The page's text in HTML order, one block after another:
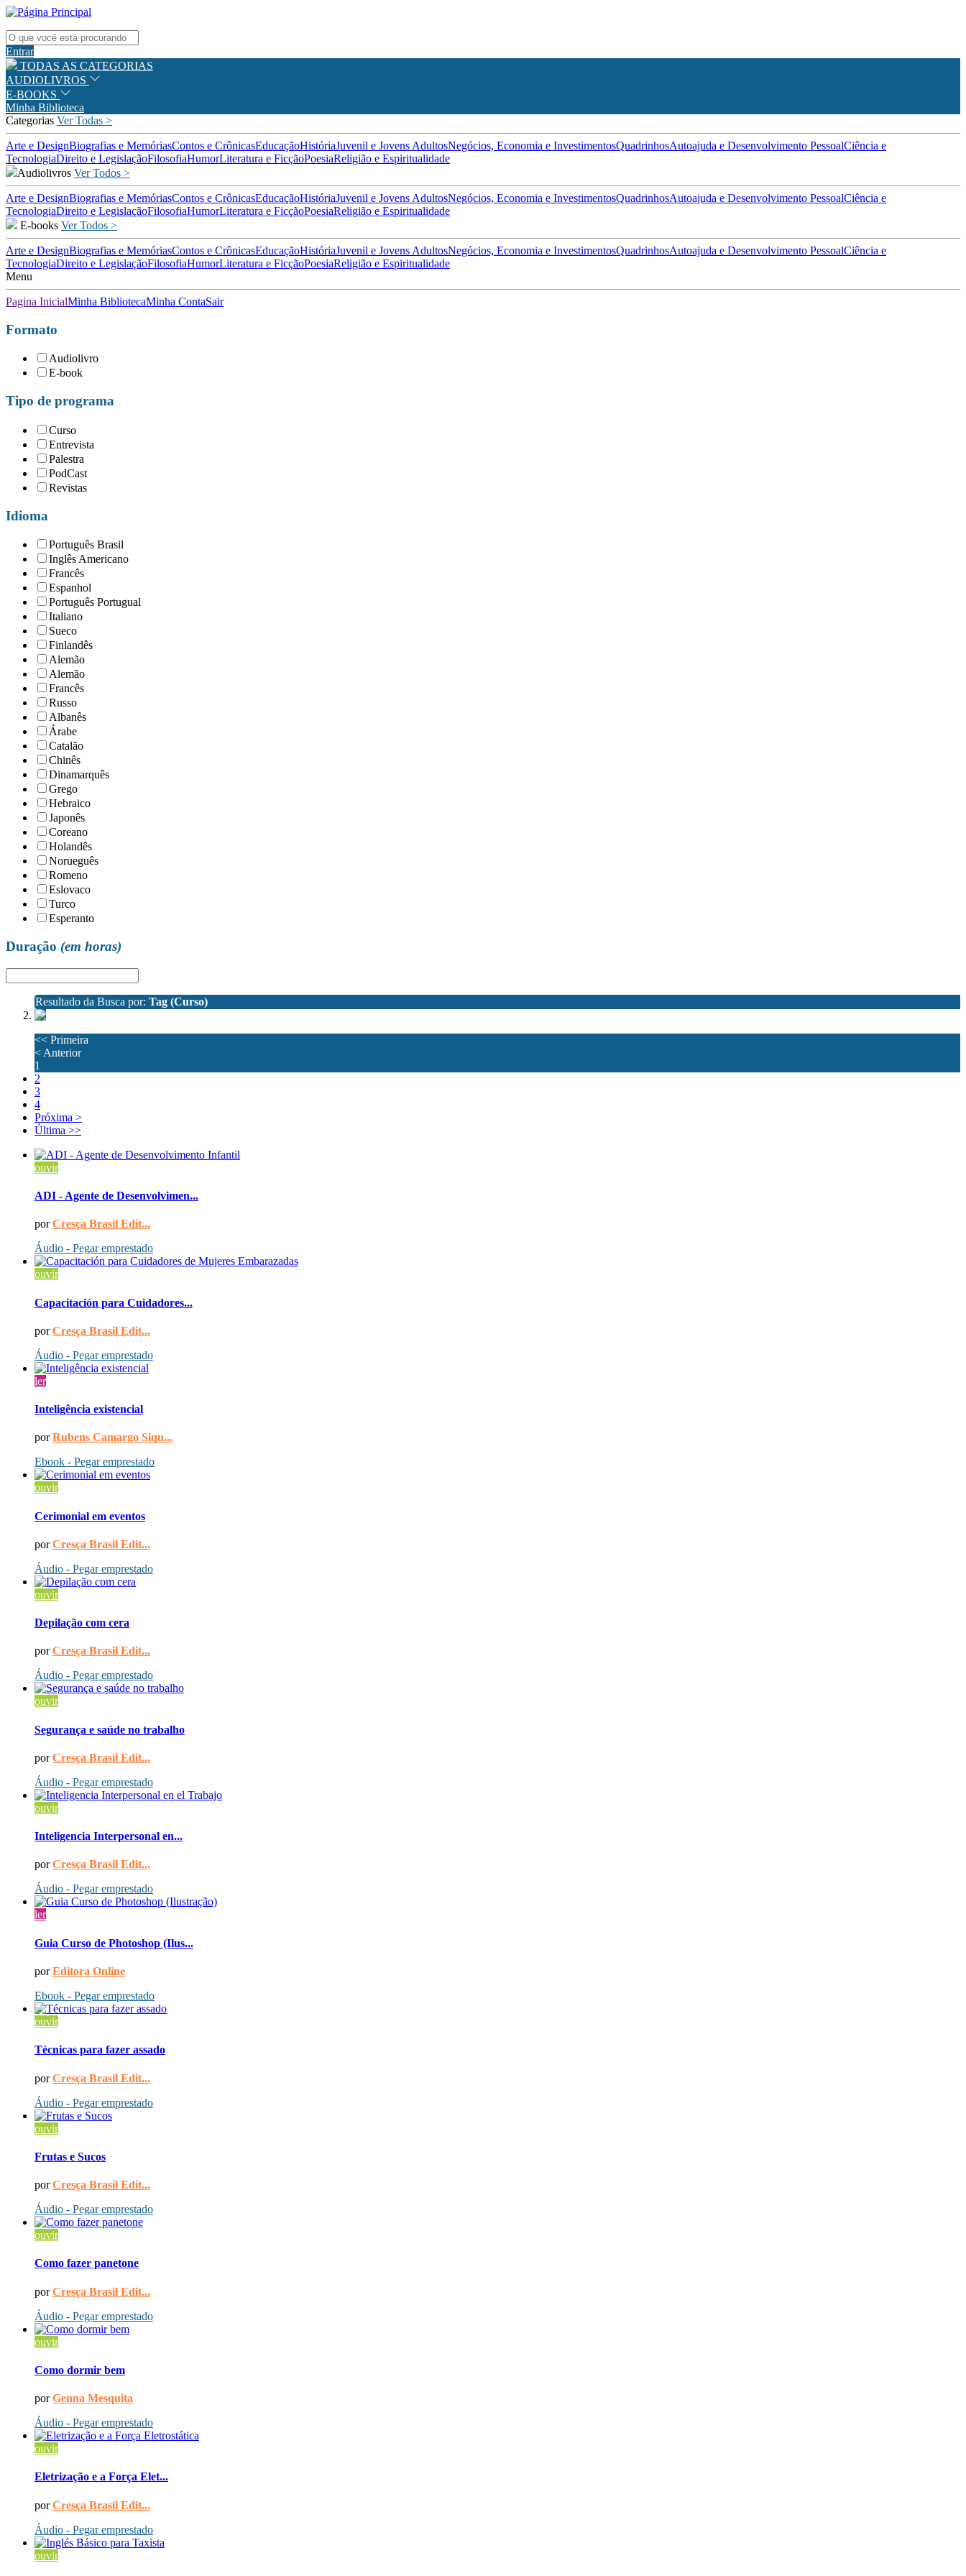
Entrar
TODAS AS CATEGORIAS
AUDIOLIVROS
E-BOOKS
Minha Biblioteca
Categorias Ver Todas >
Arte e DesignBiografias e MemóriasContos e CrônicasEducaçãoHistóriaJuvenil e Jovens AdultosNegócios, Economia e InvestimentosQuadrinhosAutoajuda e Desenvolvimento PessoalCiência e
TecnologiaDireito e LegislaçãoFilosofiaHumorLiteratura e FicçãoPoesiaReligião e Espiritualidade
Audiolivros Ver Todos >
Arte e DesignBiografias e MemóriasContos e CrônicasEducaçãoHistóriaJuvenil e Jovens AdultosNegócios, Economia e InvestimentosQuadrinhosAutoajuda e Desenvolvimento PessoalCiência e
TecnologiaDireito e LegislaçãoFilosofiaHumorLiteratura e FicçãoPoesiaReligião e Espiritualidade
E-books Ver Todos >
Arte e DesignBiografias e MemóriasContos e CrônicasEducaçãoHistóriaJuvenil e Jovens AdultosNegócios, Economia e InvestimentosQuadrinhosAutoajuda e Desenvolvimento PessoalCiência e
TecnologiaDireito e LegislaçãoFilosofiaHumorLiteratura e FicçãoPoesiaReligião e Espiritualidade
Menu
Pagina InicialMinha BibliotecaMinha ContaSair
Formato
Audiolivro
E-book
Tipo de programa
Curso
Entrevista
Palestra
PodCast
Revistas
Idioma
Português Brasil
Inglês Americano
Francês
Espanhol
Português Portugual
Italiano
Sueco
Finlandês
Alemão
Alemão
Francês
Russo
Albanês
Árabe
Catalão
Chinês
Dinamarquês
Grego
Hebraico
Japonês
Coreano
Holandês
Norueguês
Romeno
Eslovaco
Turco
Esperanto
Duração (em horas)
Resultado da Busca por: Tag (Curso)
<< Primeira
< Anterior
1
2
3
4
Próxima >
Última >>
ouvir
ADI - Agente de Desenvolvimen...
porCresça Brasil Edit...
Áudio - Pegar emprestado
ouvir
Capacitación para Cuidadores...
porCresça Brasil Edit...
Áudio - Pegar emprestado
ler
Inteligência existencial
porRubens Camargo Siqu...
Ebook - Pegar emprestado
ouvir
Cerimonial em eventos
porCresça Brasil Edit...
Áudio - Pegar emprestado
ouvir
Depilação com cera
porCresça Brasil Edit...
Áudio - Pegar emprestado
ouvir
Segurança e saúde no trabalho
porCresça Brasil Edit...
Áudio - Pegar emprestado
ouvir
Inteligencia Interpersonal en...
porCresça Brasil Edit...
Áudio - Pegar emprestado
ler
Guia Curso de Photoshop (Ilus...
porEditora Online
Ebook - Pegar emprestado
ouvir
Técnicas para fazer assado
porCresça Brasil Edit...
Áudio - Pegar emprestado
ouvir
Frutas e Sucos
porCresça Brasil Edit...
Áudio - Pegar emprestado
ouvir
Como fazer panetone
porCresça Brasil Edit...
Áudio - Pegar emprestado
ouvir
Como dormir bem
porGenna Mesquita
Áudio - Pegar emprestado
ouvir
Eletrização e a Força Elet...
porCresça Brasil Edit...
Áudio - Pegar emprestado
ouvir